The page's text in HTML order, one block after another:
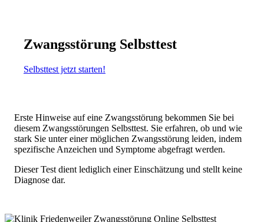
Zwangsstörung Selbsttest
Selbsttest jetzt starten!
Erste Hinweise auf eine Zwangsstörung bekommen Sie bei
diesem Zwangsstörungen Selbsttest. Sie erfahren, ob und wie
stark Sie unter einer möglichen Zwangsstörung leiden, indem
spezifische Anzeichen und Symptome abgefragt werden.
Dieser Test dient lediglich einer Einschätzung und stellt keine
Diagnose dar.